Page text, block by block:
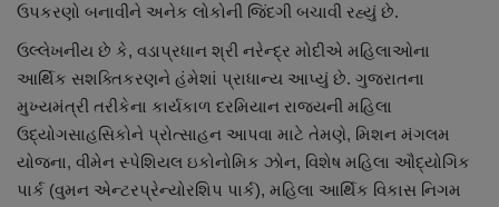
ગુનાખોરી
બોલિવૂડ
સ્વાસ્થ્ય
ઉપકરણો બનાવીને અનેક લોકોની જિંદગી બચાવી રહ્યું છે.
ઉલ્લેખનીય છે કે, વડાપ્રધાન શ્રી નરેન્દ્ર મોદીએ મહિલાઓના
આર્થિક સશક્તિકરણને હંમેશાં પ્રાધાન્ય આપ્યું છે. ગુજરાતના
મુખ્યમંત્રી તરીકેના કાર્યકાળ દરમિયાન રાજ્યની મહિલા
ઉદ્યોગસાહસિકોને પ્રોત્સાહન આપવા માટે તેમણે, મિશન મંગલમ
યોજના, વીમેન સ્પેશિયલ ઇકોનોમિક ઝોન, વિશેષ મહિલા ઔદ્યોગિક
પાર્ક (વુમન એન્ટરપ્રેન્યોરશિપ પાર્ક), મહિલા આર્થિક વિકાસ નિગમ